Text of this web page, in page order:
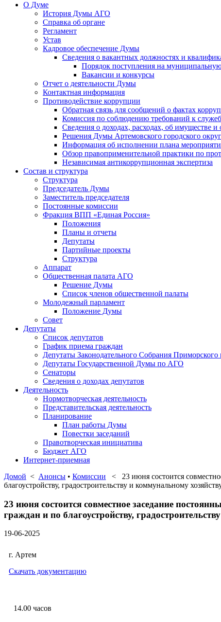
О Думе
История Думы АГО
Справка об органе
Регламент
Устав
Кадровое обеспечение Думы
Сведения о вакантных должностях и
Порядок поступления на
Вакансии и конкурсы
Отчет о деятельности Думы
Контактная информация
Противодействие коррупции
Обратная связь для сообщений о фактах
Комиссия по соблюдению требований к
Сведения о доходах, расходах, об имуществе
Решения Думы Артемовского городского
Информация об исполнении плана
Обзор правоприменительной практики по
Независимая антикоррупционная экспертиза
Состав и структура
Структура
Председатель Думы
Заместитель председателя
Постоянные комиссии
Фракция ВПП «Единая Россия»
Положения
Планы и отчеты
Депутаты
Партийные проекты
Структура
Аппарат
Общественная палата АГО
Решение Думы
Список членов общественной палаты
Молодежный парламент
Положение Думы
Совет
Депутаты
Список депутатов
График приема граждан
Депутаты Законодательного Собрания
Депутаты Государственной Думы по АГО
Сенаторы
Сведения о доходах депутатов
Деятельность
Нормотворческая деятельность
Представительская деятельность
Планирование
План работы Думы
Повестки заседаний
Правотворческая инициатива
Бюджет АГО
Интернет-приемная
Домой < Анонсы • Комиссии < 23 июня состоится
благоустройству, градостроительству и коммунальному
23 июня состоится совместное заседание
граждан и по благоустройству,
19-06-2025
г. Артем
Скачать документацию
14.00 часов 23